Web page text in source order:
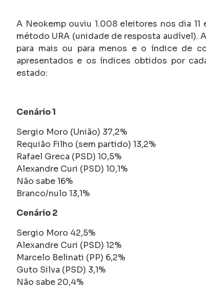
A Neokemp ouviu 1.008 eleitores nos dia
método URA (unidade de resposta audível).
para mais ou para menos e o índice de
apresentados e os índices obtidos por
estado:
Cenário 1
Sergio Moro (União) 37,2%
Requião Filho (sem partido) 13,2%
Rafael Greca (PSD) 10,5%
Alexandre Curi (PSD) 10,1%
Não sabe 16%
Branco/nulo 13,1%
Cenário 2
Sergio Moro 42,5%
Alexandre Curi (PSD) 12%
Marcelo Belinati (PP) 6,2%
Guto Silva (PSD) 3,1%
Não sabe 20,4%